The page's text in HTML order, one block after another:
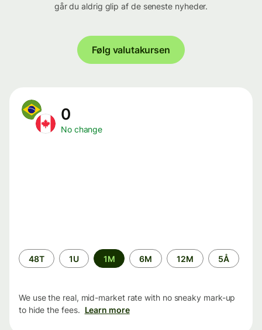
går du aldrig glip af de seneste nyheder.
Følg valutakursen
0
No change
Time
period
48T 1U 1M 6M 12M 5Å
We use the real, mid-market rate with no sneaky mark-up
to hide the fees. Learn more